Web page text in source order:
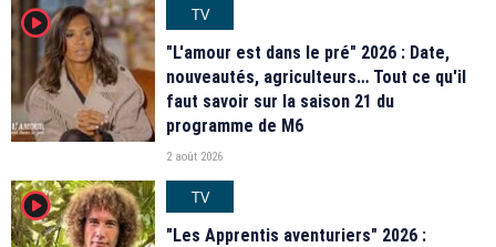
player2
TV
"L'amour est dans le pré" 2026 : Date,
nouveautés, agriculteurs… Tout ce qu'il
faut savoir sur la saison 21 du
programme de M6
2 août 2026
player2
TV
"Les Apprentis aventuriers" 2026 :